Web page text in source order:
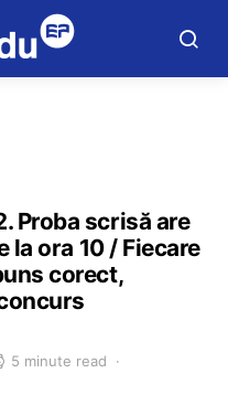
Proba scrisă are
la ora 10 / Fiecare
corect,
5 minute read